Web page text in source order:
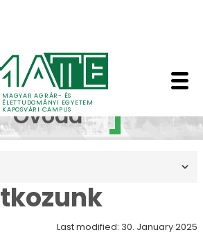
MAGYAR AGRÁR- ÉS
ÉLETTUDOMÁNYI EGYETEM
KAPOSVÁRI CAMPUS
Óvoda -
Gyakorló
Óvoda
Last modified: 30. January 2025